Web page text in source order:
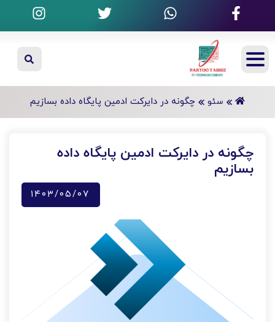
سئو چگونه در دایرکت ادمین پایگاه داده بسازیم
چگونه در دایرکت ادمین پایگاه داده
بسازیم
۱۴۰۳/۰۵/۰۷